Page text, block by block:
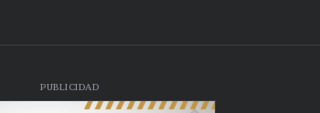
PUBLICIDAD